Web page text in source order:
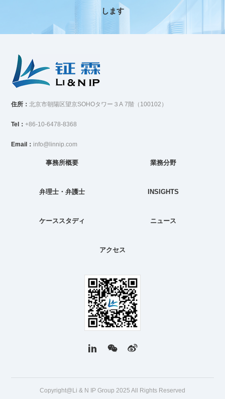
します
住所：北京市朝陽区望京SOHOタワー３A 7階（100102）
Tel：+86-10-6478-8368
Email： info@linnip.com
事務所概要 業務分野
弁理士・弁護士 INSIGHTS
ケーススタディ ニュース
アクセス
Copyright@Li & N IP Group 2025 All Rights Reserved